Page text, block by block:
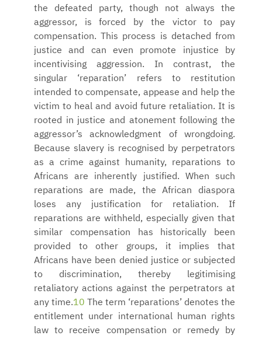
the defeated party, though not always the
aggressor, is forced by the victor to pay
compensation. This process is detached from
justice and can even promote injustice by
incentivising aggression. In contrast, the
singular ‘reparation’ refers to restitution
intended to compensate, appease and help the
victim to heal and avoid future retaliation. It is
rooted in justice and atonement following the
aggressor’s acknowledgment of wrongdoing.
Because slavery is recognised by perpetrators
as a crime against humanity, reparations to
Africans are inherently justified. When such
reparations are made, the African diaspora
loses any justification for retaliation. If
reparations are withheld, especially given that
similar compensation has historically been
provided to other groups, it implies that
Africans have been denied justice or subjected
to discrimination, thereby legitimising
retaliatory actions against the perpetrators at
any time.10 The term ‘reparations’ denotes the
entitlement under international human rights
law to receive compensation or remedy by